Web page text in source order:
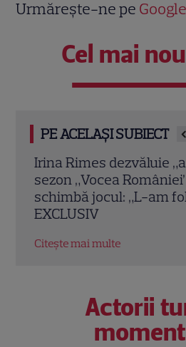
Urmărește-ne pe
Cel mai
PE ACELAȘI SUBIECT
Irina Rimes dezvăluie
sezon „Vocea
schimbă jocul: „L-am
EXCLUSIV
Citește mai multe
Actorii